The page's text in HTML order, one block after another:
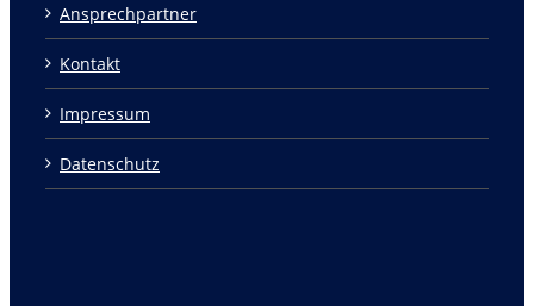
Ansprechpartner
Kontakt
Impressum
Datenschutz